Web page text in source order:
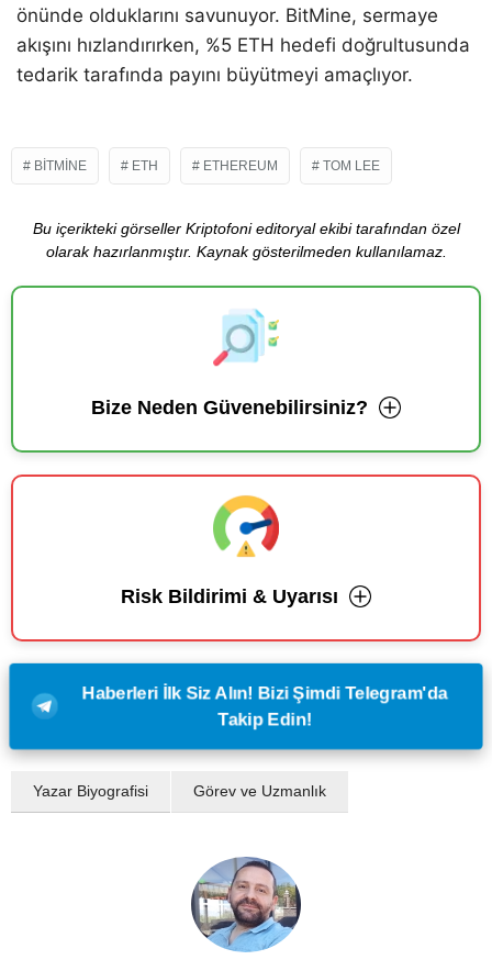
önünde olduklarını savunuyor. BitMine, sermaye
akışını hızlandırırken, %5 ETH hedefi doğrultusunda
tedarik tarafında payını büyütmeyi amaçlıyor.
BITMINE ETH ETHEREUM TOM LEE
Bu içerikteki görseller Kriptofoni editoryal ekibi tarafından özel
olarak hazırlanmıştır. Kaynak gösterilmeden kullanılamaz.
Bize Neden Güvenebilirsiniz?
Risk Bildirimi & Uyarısı
Haberleri İlk Siz Alın! Bizi Şimdi Telegram'da
Takip Edin!
Yazar Biyografisi Görev ve Uzmanlık